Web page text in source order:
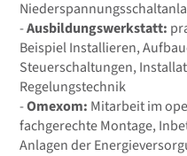
-Ausbildungswerkstatt:
Beispiel Installieren,
Steuerschaltungen,
Regelungstechnik
-Omexom: Mitarbeit im
fachgerechte Montage,
Anlagen der